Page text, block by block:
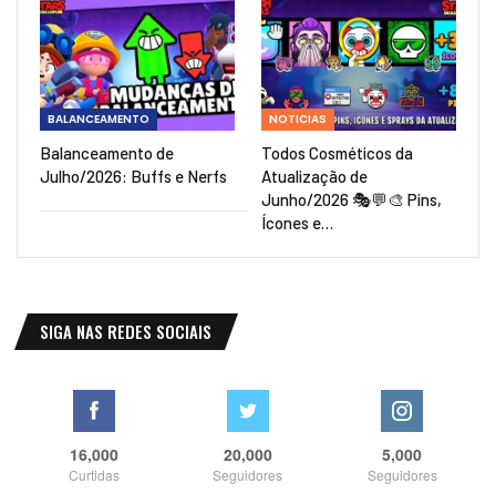
BALANCEAMENTO
Balanceamento de
Julho/2026: Buffs e Nerfs
NOTICIAS
Todos Cosméticos da
Atualização de
Junho/2026 🎭💬🎨 Pins,
Ícones e…
SIGA NAS REDES SOCIAIS
16,000
Curtidas
20,000
Seguidores
5,000
Seguidores